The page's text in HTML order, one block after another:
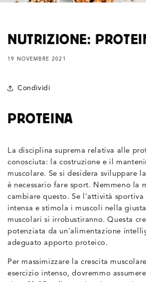
NUTRIZIONE:
19 NOVEMBRE 2021
Condividi
PROTEINA
La disciplina suprema relativa alle
conosciuta: la costruzione e il
muscolare. Se si desidera sviluppare
è necessario fare sport. Nemmeno la
cambiare questo. Se l'attività sportiva
intensa e stimola i muscoli nella
muscolari si irrobustiranno. Questa
potenziata da un'alimentazione
adeguato apporto proteico.
Per massimizzare la crescita
esercizio intenso, dovremmo